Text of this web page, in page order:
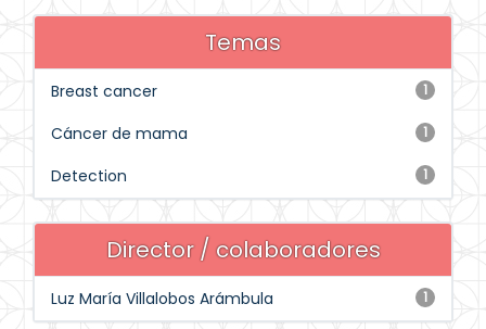
Temas
1
Breast cancer
1
Cáncer de mama
1
Detection
Director / colaboradores
1
Luz María Villalobos Arámbula